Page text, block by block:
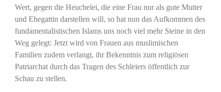
Wert, gegen die Heuchelei, die eine Frau nur als gute Mutter
und Ehegattin darstellen will, so hat nun das Aufkommen des
fundamentalistischen Islams uns noch viel mehr Steine in den
Weg gelegt: Jetzt wird von Frauen aus muslimischen
Familien zudem verlangt, ihr Bekenntnis zum religiösen
Patriarchat durch das Tragen des Schleiers öffentlich zur
Schau zu stellen.